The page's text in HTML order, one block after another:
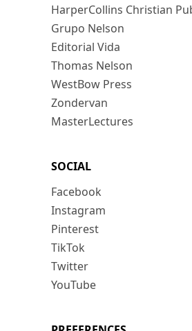
HarperCollins Christian
Grupo Nelson
Editorial Vida
Thomas Nelson
WestBow Press
Zondervan
MasterLectures
SOCIAL
Facebook
Instagram
Pinterest
TikTok
Twitter
YouTube